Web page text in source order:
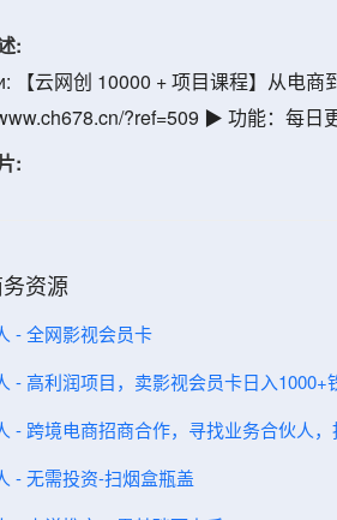
:
【云网创 10000 + 项目课程】从电商
?ref=509 ▶ 功能：每日
:
资源
- 全网影视会员卡
- 高利润项目，卖影视会员卡日入
- 跨境电商招商合作，寻找业务合伙人
- 无需投资-扫烟盒瓶盖